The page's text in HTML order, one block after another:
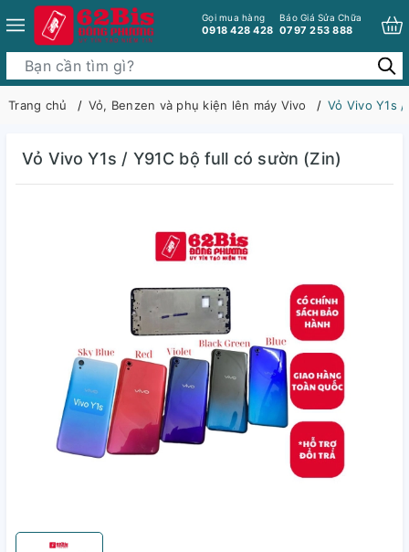
Gọi mua hàng
0918 428 428
Báo Giá Sửa Chữa
0797 253 888
Trang chủ Vỏ, Benzen và phụ kiện lên máy Vivo Vỏ Vivo Y1s
Vỏ Vivo Y1s / Y91C bộ full có sườn (Zin)